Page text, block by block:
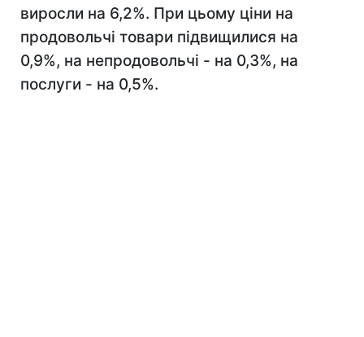
виросли на 6,2%. При цьому ціни на
продовольчі товари підвищилися на
0,9%, на непродовольчі - на 0,3%, на
послуги - на 0,5%.